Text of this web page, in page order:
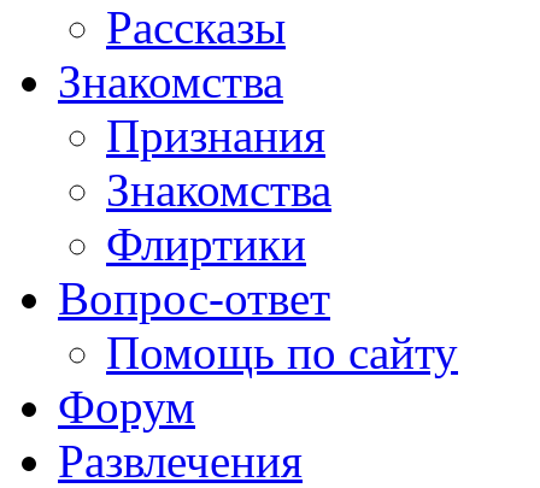
Рассказы
Знакомства
Признания
Знакомства
Флиртики
Вопрос-ответ
Помощь по сайту
Форум
Развлечения